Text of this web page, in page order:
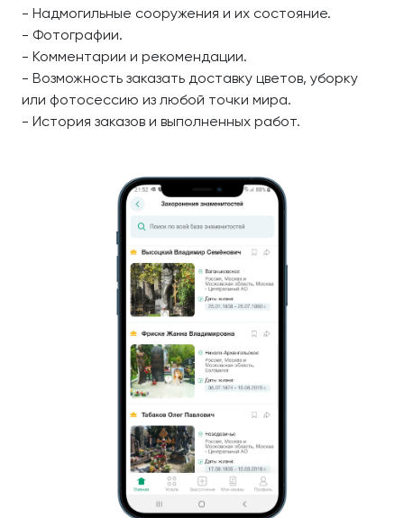
- Надмогильные сооружения и их состояние.
- Фотографии.
- Комментарии и рекомендации.
- Возможность заказать доставку цветов, уборку
или фотосессию из любой точки мира.
- История заказов и выполненных работ.